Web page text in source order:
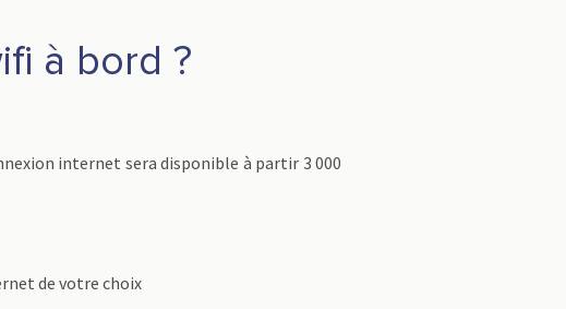
à bord ?
internet sera disponible à partir 3 000
de votre choix